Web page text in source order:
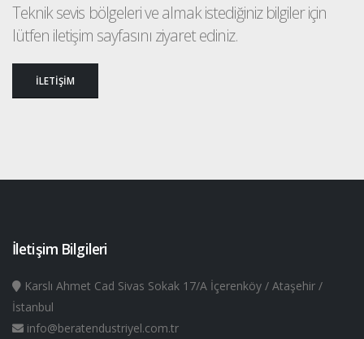
Teknik sevis bölgeleri ve almak istediğiniz bilgiler için
lütfen iletişim sayfasını ziyaret ediniz.
İLETİŞİM
İletişim Bilgileri
Karslı Ahmet Cad Sivas Sokak 17/A İçerenköy / Ataşehir /
İstanbul
info@beratendustriyel.com.tr